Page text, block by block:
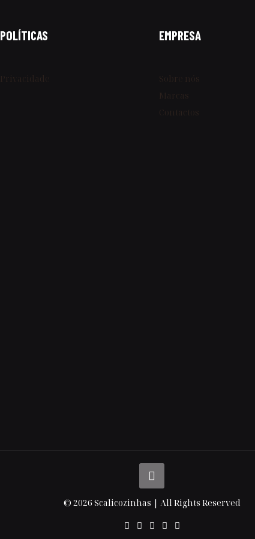
POLÍTICAS
Privacidade
EMPRESA
Sobre nós
Marcas
Contactos
© 2026 Scalicozinhas | All Rights Reserved